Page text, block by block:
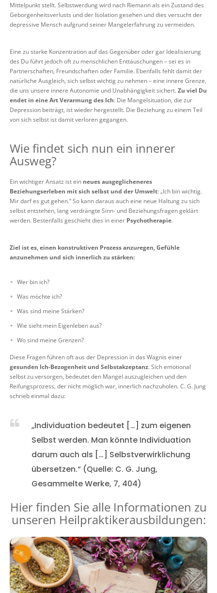
Mittelpunkt stellt. Selbstwerdung wird nach Riemann als ein Zustand des
Geborgenheitsverlusts und der Isolation gesehen und dies versucht der
depressive Mensch aufgrund seiner Mangelerfahrung zu vermeiden.
Eine zu starke Konzentration auf das Gegenüber oder gar Idealisierung
des Du führt jedoch oft zu menschlichen Enttäuschungen – sei es in
Partnerschaften, Freundschaften oder Familie. Ebenfalls fehlt damit der
natürliche Ausgleich, sich selbst wichtig zu nehmen – eine innere Grenze,
die uns unsere innere Autonomie und Unabhängigkeit sichert.Zu viel Du
endet in eine Art Verarmung des Ich: Die Mangelsituation, die zur
Depression beiträgt, ist wieder hergestellt. Die Beziehung zu einem Teil
von sich selbst ist damit verloren gegangen.
Wie findet sich nun ein innerer
Ausweg?
Ein wichtiger Ansatz ist ein neues ausgeglicheneres
Beziehungserleben mit sich selbst und der Umwelt: „Ich bin wichtig.
Mir darf es gut gehen.“ So kann daraus auch eine neue Haltung zu sich
selbst entstehen, lang verdrängte Sinn- und Beziehungsfragen geklärt
werden. Bestenfalls geschieht dies in einer Psychotherapie.
Ziel ist es, einen konstruktiven Prozess anzuregen, Gefühle
anzunehmen und sich innerlich zu stärken:
Wer bin ich?
Was möchte ich?
Was sind meine Stärken?
Wie sieht mein Eigenleben aus?
Wo sind meine Grenzen?
Diese Fragen führen oft aus der Depression in das Wagnis einer
gesunden Ich-Bezogenheit und Selbstakzeptanz. Sich emotional
selbst zu versorgen, bedeutet den Mangel auszugleichen und den
Reifungsprozess, der nicht möglich war, innerlich nachzuholen. C. G. Jung
schrieb einmal dazu:
„Individuation bedeutet […] zum eigenen
Selbst werden. Man könnte Individuation
darum auch als […] Selbstverwirklichung
übersetzen.“ (Quelle: C. G. Jung,
Gesammelte Werke, 7, 404)
Hier finden Sie alle Informationen zu
unseren Heilpraktikerausbildungen: